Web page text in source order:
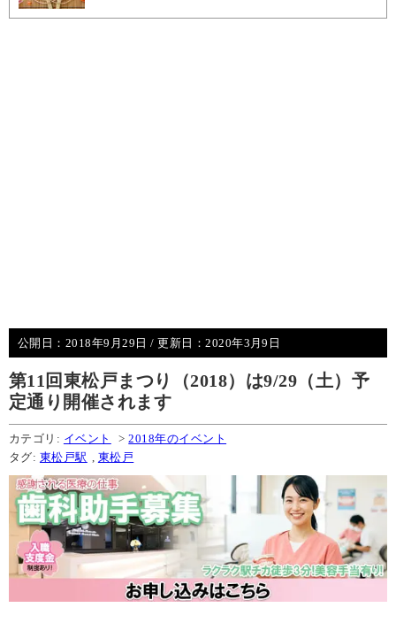
公開日： 2018年9月29日 / 更新日：2020年3月9日
第11回東松戸まつり（2018）は9/29（土）予
定通り開催されます
カテゴリ: イベント >2018年のイベント
タグ: 東松戸駅 東松戸